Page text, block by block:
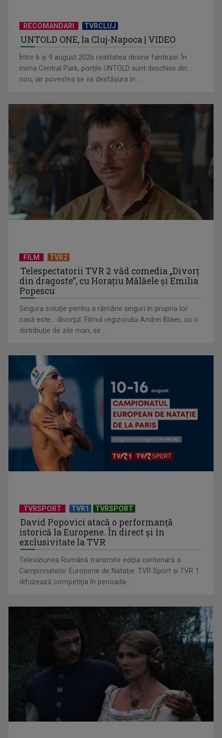
Hora care unește generații | VIDEO
Piesa Angelei Similea „După noapte vine zi” – pe podium şi
acum în inimile ...
Cum ne-a îmbolnăvit telefonul și cum salvarea era mereu
„Cerul” trupei Proconsul – a şasea cea mai votată piesă în
concursul „Cerbul ...
RECOMANDARI TVRCLUJ
UNTOLD ONE, la Cluj-Napoca | VIDEO
Între 6 și 9 august 2026 realitatea devine fantezie. În
inima Central Park, porțile UNTOLD sunt deschise din
nou, iar povestea se va desfășura în ...
FILM TVR2
Telespectatorii TVR 2 văd comedia „Divorţ
din dragoste”, cu Horaţiu Mălăele şi Emilia
Popescu
Singura soluţie pentru a rămâne singuri în propria lor
casă este... divorţul. Filmul regizorului Andrei Blaier, cu o
distribuţie de zile mari, se ...
TVRSPORT TVR1 TVRSPORT
David Popovici atacă o performanţă
istorică la Europene. În direct şi în
exclusivitate la TVR
Televiziunea Română transmite ediţia centenară a
Campionatelor Europene de Nataţie. TVR Sport şi TVR 1
difuzează competiţia în perioada ...